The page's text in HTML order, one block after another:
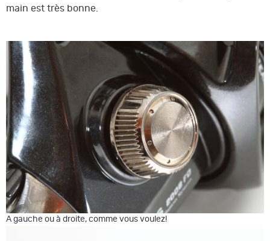
main est très bonne.
A gauche ou à droite, comme vous voulez!